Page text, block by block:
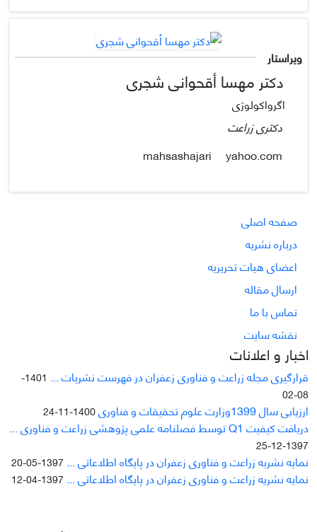
ویراستار
دکتر مهسا أقحوانی شجری
اگرواکولوژی
دکتری زراعت
yahoo.com
صفحه اصلی
درباره نشریه
اعضای هیات تحریریه
ارسال مقاله
تماس با ما
نقشه سایت
اخبار و اعلانات
قرارگیری مجله زراعت و فناوری زعفران در فهرست نشریات ...
1401-
08-02
ارزیابی سال 1399وزارت علوم تحقیقات و فناوری 1400-11-24
دریافت کیفیت Q1 توسط فصلنامه علمی پژوهشی زراعت و فناوری ...
1397-12-25
نمایه نشریه زراعت و فناوری زعفران در پایگاه اطلاعاتی ... 1397-05-20
نمایه نشریه زراعت و فناوری زعفران در پایگاه اطلاعاتی ... 1397-04-12